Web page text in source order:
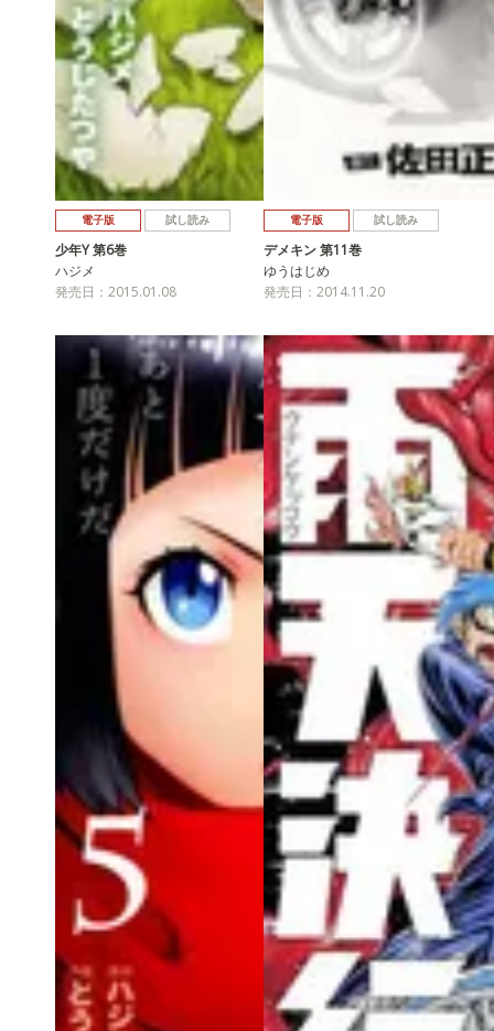
電子版 試し読み
少年Y 第6巻
ハジメ
発売日：2015.01.08
電子版 試し読み
デメキン 第11巻
ゆうはじめ
発売日：2014.11.20